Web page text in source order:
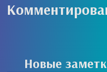
Новые